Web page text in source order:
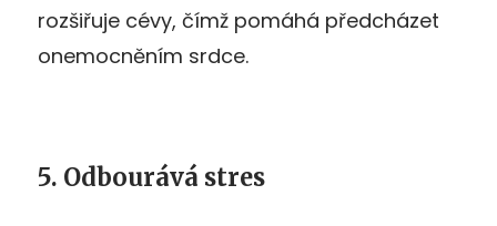
rozšiřuje cévy, čímž pomáhá předcházet
onemocněním srdce.
5. Odbourává stres